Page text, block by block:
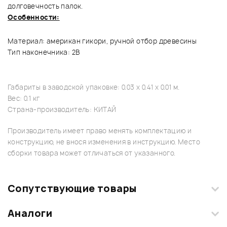
долговечность палок.
Особенности:
Материал: американ гикори, ручной отбор древесины
Тип наконечника: 2B
Габариты в заводской упаковке: 0.03 x 0.41 x 0.01 м.
Вес: 0.1 кг
Страна-производитель: КИТАЙ
Производитель имеет право менять комплектацию и
конструкцию, не внося изменения в инструкцию. Место
сборки товара может отличаться от указанного.
Сопутствующие товары
Аналоги